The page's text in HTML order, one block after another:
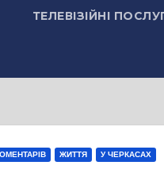
ТЕЛЕВІЗІЙНІ
ЖИТТЯ У ЧЕРКАСАХ